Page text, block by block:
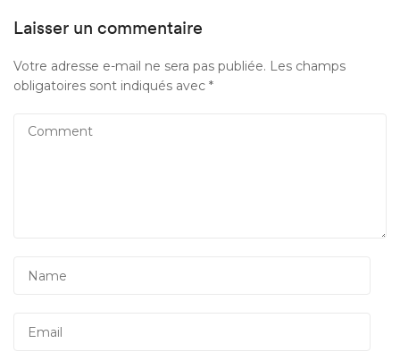
Laisser un commentaire
Votre adresse e-mail ne sera pas publiée. Les champs
obligatoires sont indiqués avec *